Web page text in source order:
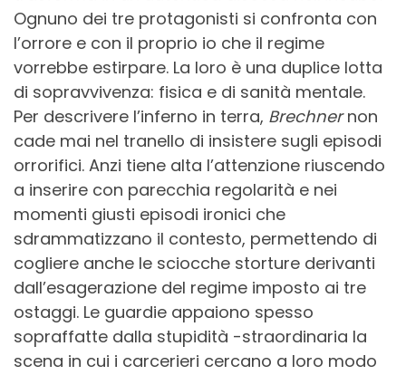
Ognuno dei tre protagonisti si confronta con
l’orrore e con il proprio io che il regime
vorrebbe estirpare. La loro è una duplice lotta
di sopravvivenza: fisica e di sanità mentale.
Per descrivere l’inferno in terra, Brechnernon
cade mai nel tranello di insistere sugli episodi
orrorifici. Anzi tiene alta l’attenzione riuscendo
a inserire con parecchia regolarità e nei
momenti giusti episodi ironici che
sdrammatizzano il contesto, permettendo di
cogliere anche le sciocche storture derivanti
dall’esagerazione del regime imposto ai tre
ostaggi. Le guardie appaiono spesso
sopraffatte dalla stupidità -straordinaria la
scena in cui i carcerieri cercano a loro modo